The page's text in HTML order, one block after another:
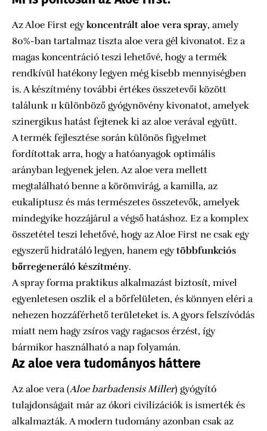
Az Aloe First egykoncentrált aloe vera spray, amely
80%-ban tartalmaz tiszta aloe vera gél kivonatot. Ez a
magas koncentráció teszi lehetővé, hogy a termék
rendkívül hatékony legyen még kisebb mennyiségben
is. A készítmény további értékes összetevői között
találunk 11 különböző gyógynövény kivonatot, amelyek
szinergikus hatást fejtenek ki az aloe verával együtt.
A termék fejlesztése során különös figyelmet
fordítottak arra, hogy a hatóanyagok optimális
arányban legyenek jelen. Az aloe vera mellett
megtalálható benne a körömvirág, a kamilla, az
eukaliptusz és más természetes összetevők, amelyek
mindegyike hozzájárul a végső hatáshoz. Ez a komplex
összetétel teszi lehetővé, hogy az Aloe First ne csak egy
egyszerű hidratáló legyen, hanem egytöbbfunkciós
bőrregeneráló készítmény.
A spray forma praktikus alkalmazást biztosít, mivel
egyenletesen oszlik el a bőrfelületen, és könnyen eléri a
nehezen hozzáférhető területeket is. A gyors felszívódás
miatt nem hagy zsíros vagy ragacsos érzést, így
bármikor használható a nap folyamán.
Az aloe vera tudományos háttere
Az aloe vera (Aloe barbadensis Miller) gyógyító
tulajdonságait már az ókori civilizációk is ismerték és
alkalmazták. A modern tudomány azonban csak az